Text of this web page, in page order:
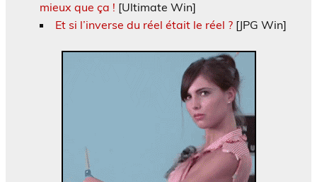
mieux que ça ! [Ultimate Win]
Et si l’inverse du réel était le réel ? [JPG Win]